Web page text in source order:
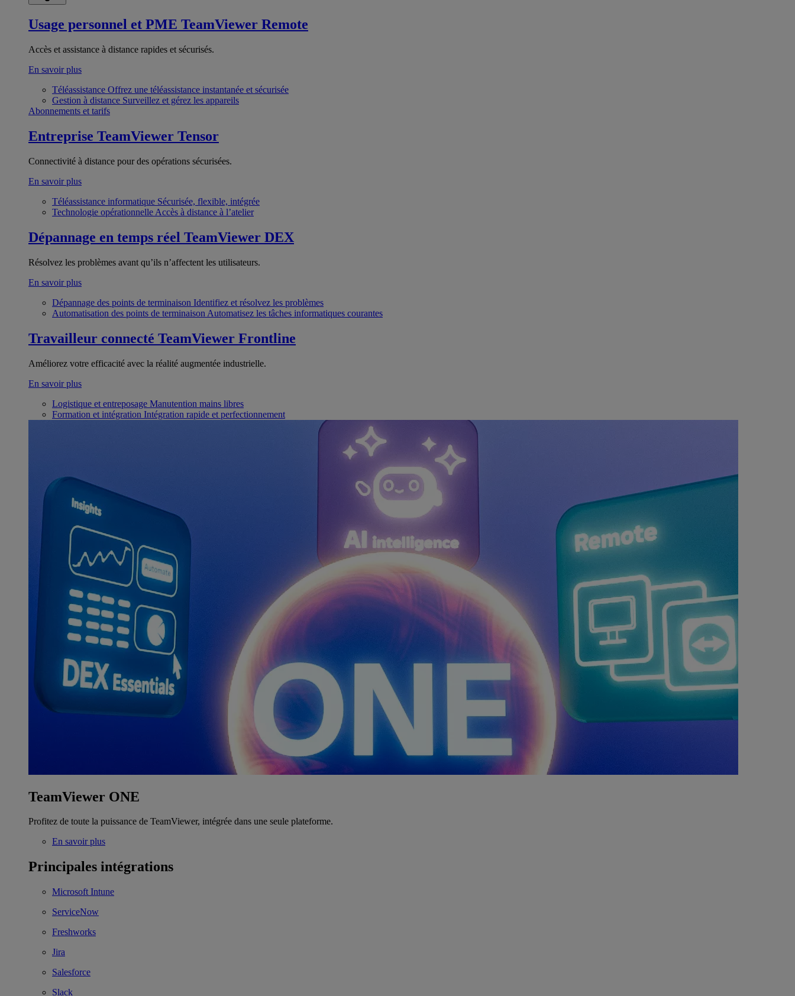
Usage personnel et PME TeamViewer Remote
Accès et assistance à distance rapides et sécurisés.
En savoir plus
Téléassistance Offrez une téléassistance instantanée et sécurisée
Gestion à distance Surveillez et gérez les appareils
Abonnements et tarifs
Entreprise TeamViewer Tensor
Connectivité à distance pour des opérations sécurisées.
En savoir plus
Téléassistance informatique Sécurisée, flexible, intégrée
Technologie opérationnelle Accès à distance à l’atelier
Dépannage en temps réel TeamViewer DEX
Résolvez les problèmes avant qu’ils n’affectent les utilisateurs.
En savoir plus
Dépannage des points de terminaison Identifiez et résolvez les problèmes
Automatisation des points de terminaison Automatisez les tâches informatiques courantes
Travailleur connecté TeamViewer Frontline
Améliorez votre efficacité avec la réalité augmentée industrielle.
En savoir plus
Logistique et entreposage Manutention mains libres
Formation et intégration Intégration rapide et perfectionnement
TeamViewer ONE
Profitez de toute la puissance de TeamViewer, intégrée dans une seule plateforme.
En savoir plus
Principales intégrations
Microsoft Intune
ServiceNow
Freshworks
Jira
Salesforce
Slack